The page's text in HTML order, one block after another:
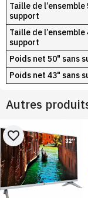
Taille de l’ensemble
support
Taille de l’ensemble
support
Poids net 50" sans
Poids net 43" sans
Autres
favorite_border